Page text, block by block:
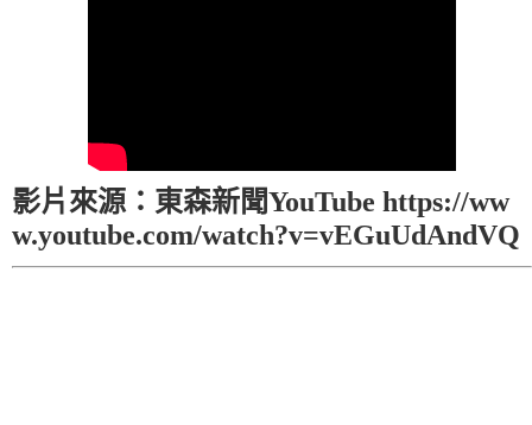
影片來源：東森新聞YouTube https://ww
w.youtube.com/watch?v=vEGuUdAndVQ